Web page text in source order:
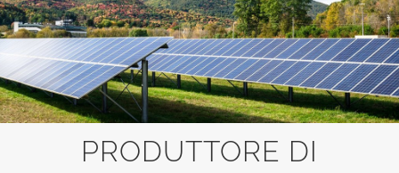
PRODUTTORE DI